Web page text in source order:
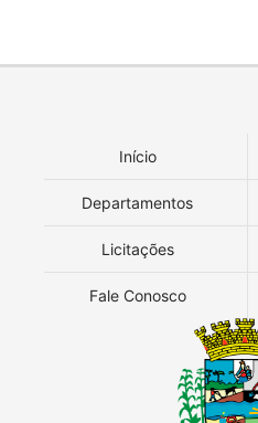
Início
Departamentos
Licitações
Fale Conosco